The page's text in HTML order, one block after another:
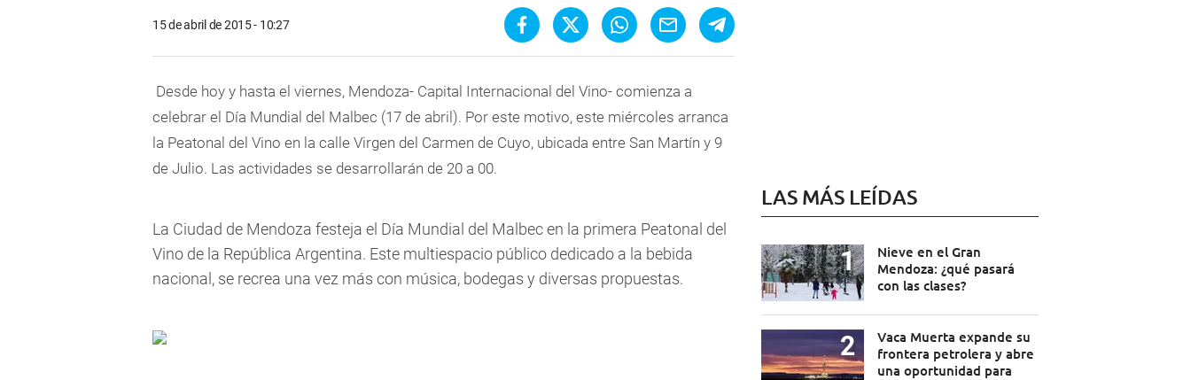
15 de abril de 2015 - 10:27
Desde hoy y hasta el viernes, Mendoza- Capital Internacional del Vino- comienza a
celebrar el Día Mundial del Malbec (17 de abril). Por este motivo, este miércoles arranca
la Peatonal del Vino en la calle Virgen del Carmen de Cuyo, ubicada entre San Martín y 9
de Julio. Las actividades se desarrollarán de 20 a 00.
La Ciudad de Mendoza festeja el Día Mundial del Malbec en la primera Peatonal del
Vino de la República Argentina. Este multiespacio público dedicado a la bebida
nacional, se recrea una vez más con música, bodegas y diversas propuestas.
LAS MÁS LEÍDAS
Nieve en el Gran
Mendoza: ¿qué pasará
con las clases?
Vaca Muerta expande su
frontera petrolera y abre
una oportunidad para